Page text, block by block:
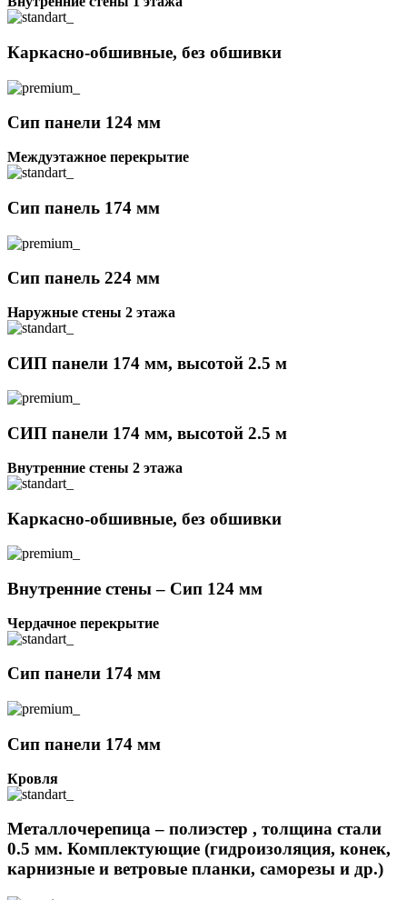
Каркасно-обшивные, без обшивки
Сип панели 124 мм
Междуэтажное перекрытие
Сип панель 174 мм
Сип панель 224 мм
Наружные стены 2 этажа
СИП панели 174 мм, высотой 2.5 м
СИП панели 174 мм, высотой 2.5 м
Внутренние стены 2 этажа
Каркасно-обшивные, без обшивки
Внутренние стены – Сип 124 мм
Чердачное перекрытие
Сип панели 174 мм
Сип панели 174 мм
Кровля
Металлочерепица – полиэстер , толщина стали
0.5 мм. Комплектующие (гидроизоляция, конек,
карнизные и ветровые планки, саморезы и др.)